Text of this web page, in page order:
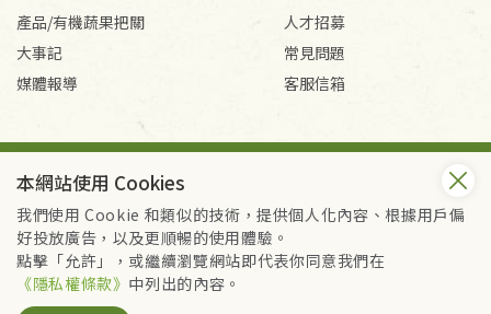
產品/有機蔬果把關
大事記
媒體報導
人才招募
常見問題
客服信箱
Copyright © 2026 里仁事業股份有限公司(統編：16301262) /
里仁網購股份有限公司(統編：25149752)
All Rights Reserved.
本網站使用 Cookies
我們使用 Cookie 和類似的技術，提供個人化內容、根據用戶偏
好投放廣告，以及更順暢的使用體驗。
點擊「允許」，或繼續瀏覽網站即代表你同意我們在
《隱私權條款》 中列出的內容。